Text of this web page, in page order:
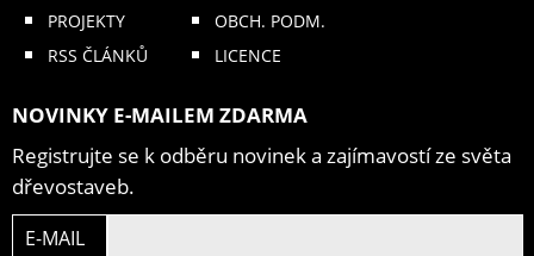
PROJEKTY
RSS ČLÁNKŮ
OBCH. PODM.
LICENCE
NOVINKY E-MAILEM ZDARMA
Registrujte se k odběru novinek a zajímavostí ze světa
dřevostaveb.
E-MAIL